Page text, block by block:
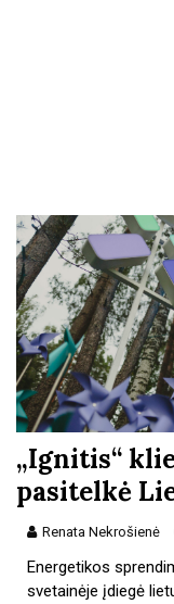
„Ignitis“
pasitelkė
Renata Nekrošienė
Energetikos
svetainėje įdiegė